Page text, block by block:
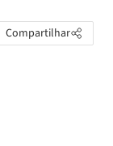
Compartilhar